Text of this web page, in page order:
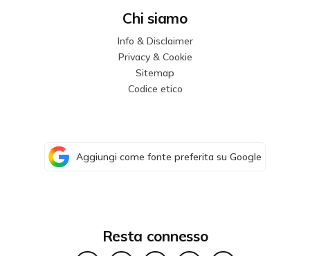
Chi siamo
Info & Disclaimer
Privacy & Cookie
Sitemap
Codice etico
Aggiungi come fonte preferita su Google
Resta connesso